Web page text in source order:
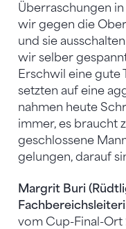
Überraschungen
wir gegen die
und sie
wir selber
Erschwil eine gute
setzten auf eine
nahmen heute
immer, es braucht
geschlossene
gelungen, darauf
Margrit Buri
vom Cup-Final-Ort